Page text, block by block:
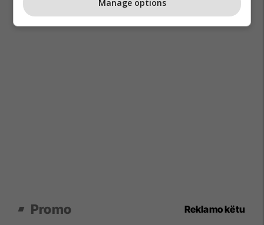
Promo Reklamo këtu
Manage options